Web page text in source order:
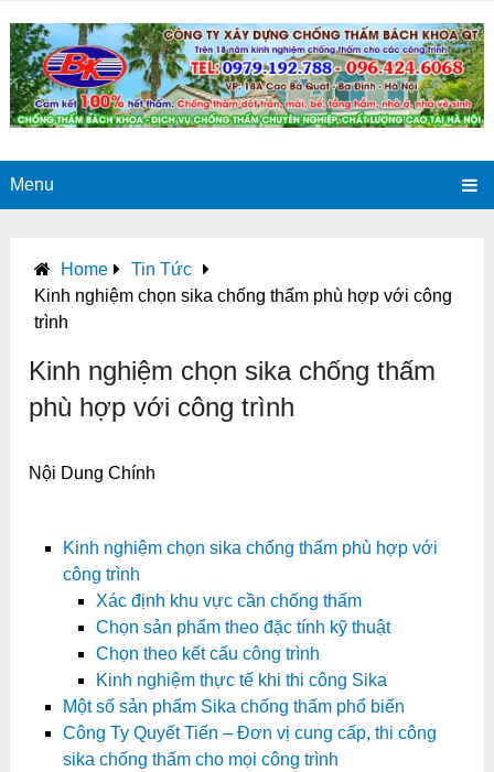
Menu
Home
Tin Tức
Kinh nghiệm chọn sika chống thấm phù hợp với công
trình
Kinh nghiệm chọn sika chống thấm
phù hợp với công trình
Nội Dung Chính
Kinh nghiệm chọn sika chống thấm phù hợp với
công trình
Xác định khu vực cần chống thấm
Chọn sản phẩm theo đặc tính kỹ thuật
Chọn theo kết cấu công trình
Kinh nghiệm thực tế khi thi công Sika
Một số sản phẩm Sika chống thấm phổ biến
Công Ty Quyết Tiến – Đơn vị cung cấp, thi công
sika chống thấm cho mọi công trình